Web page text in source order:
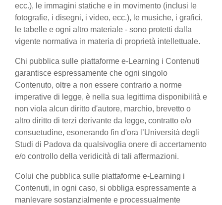
ecc.), le immagini statiche e in movimento (inclusi le
fotografie, i disegni, i video, ecc.), le musiche, i grafici,
le tabelle e ogni altro materiale - sono protetti dalla
vigente normativa in materia di proprietà intellettuale.
Chi pubblica sulle piattaforme e-Learning i Contenuti
garantisce espressamente che ogni singolo
Contenuto, oltre a non essere contrario a norme
imperative di legge, è nella sua legittima disponibilità e
non viola alcun diritto d'autore, marchio, brevetto o
altro diritto di terzi derivante da legge, contratto e/o
consuetudine, esonerando fin d'ora l’Università degli
Studi di Padova da qualsivoglia onere di accertamento
e/o controllo della veridicità di tali affermazioni.
Colui che pubblica sulle piattaforme e-Learning i
Contenuti, in ogni caso, si obbliga espressamente a
manlevare sostanzialmente e processualmente